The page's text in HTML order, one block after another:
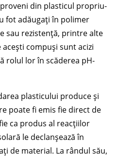
din plasticul propriu-
fot adăugați în polimer
sau rezistență, printre alte
compuși sunt acizi
rolul lor în scăderea pH-
plasticului produce și
poate fi emis fie direct de
ca produs al reacțiilor
le declanșează în
de material. La rândul său,